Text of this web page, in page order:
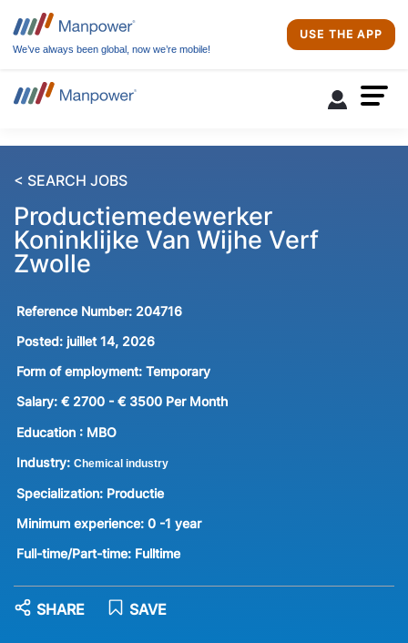
We’ve always been global, now we’re mobile!
USE THE APP
< SEARCH JOBS
Productiemedewerker
Koninklijke Van Wijhe Verf
Zwolle
Reference Number: 204716
Posted: juillet 14, 2026
Form of employment: Temporary
Salary: € 2700 - € 3500 Per Month
Education : MBO
Industry: Chemical industry
Specialization: Productie
Minimum experience: 0 -1 year
Full-time/Part-time: Fulltime
SAVE
SHARE